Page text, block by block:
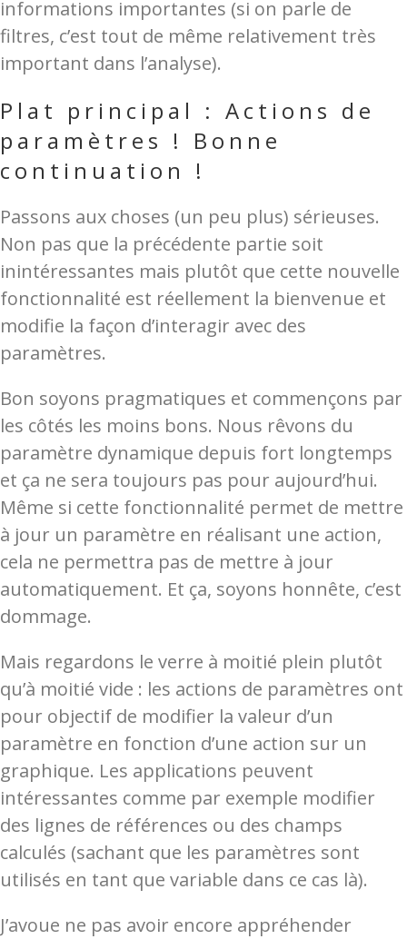
informations importantes (si on parle de
filtres, c’est tout de même relativement très
important dans l’analyse).
Plat principal : Actions de
paramètres ! Bonne
continuation !
Passons aux choses (un peu plus) sérieuses.
Non pas que la précédente partie soit
inintéressantes mais plutôt que cette nouvelle
fonctionnalité est réellement la bienvenue et
modifie la façon d’interagir avec des
paramètres.
Bon soyons pragmatiques et commençons par
les côtés les moins bons. Nous rêvons du
paramètre dynamique depuis fort longtemps
et ça ne sera toujours pas pour aujourd’hui.
Même si cette fonctionnalité permet de mettre
à jour un paramètre en réalisant une action,
cela ne permettra pas de mettre à jour
automatiquement. Et ça, soyons honnête, c’est
dommage.
Mais regardons le verre à moitié plein plutôt
qu’à moitié vide : les actions de paramètres ont
pour objectif de modifier la valeur d’un
paramètre en fonction d’une action sur un
graphique. Les applications peuvent
intéressantes comme par exemple modifier
des lignes de références ou des champs
calculés (sachant que les paramètres sont
utilisés en tant que variable dans ce cas là).
J’avoue ne pas avoir encore appréhender